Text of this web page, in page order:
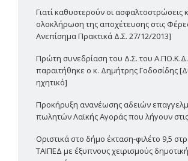
Γιατί καθυστερούν οι ασφαλτοστρώσεις
ολοκλήρωση της αποχέτευσης στις
Ανεπίσημα Πρακτικά Δ.Σ. 27/12/2013]
Πρώτη συνεδρίαση του Δ.Σ. του
παραιτήθηκε ο κ. Δημήτρης Γοδοσίδης
ηχητικό]
Προκήρυξη ανανέωσης αδειών
πωλητών Λαϊκής Αγοράς που λήγουν
Οριστικά στο δήμο έκταση-φιλέτο 9,5
ΤΑΙΠΕΔ με έξυπνους χειρισμούς